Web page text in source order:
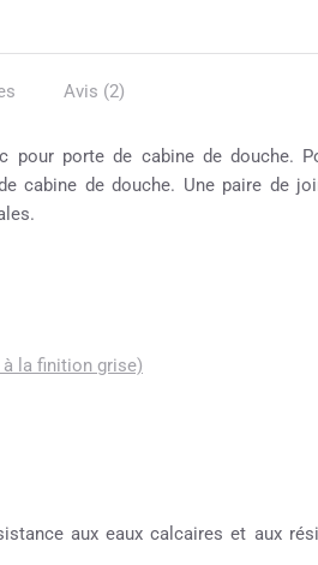
Avis (2)
pour porte de cabine de douche.
cabine de douche. Une paire de
la finition grise)
aux eaux calcaires et aux